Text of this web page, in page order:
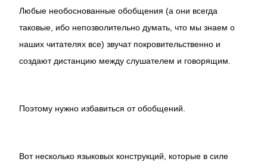
Любые необоснованные обобщения (а они всегда
таковые, ибо непозволительно думать, что мы знаем о
наших читателях все) звучат покровительственно и
создают дистанцию между слушателем и говорящим.
Поэтому нужно избавиться от обобщений.
Вот несколько языковых конструкций, которые в силе